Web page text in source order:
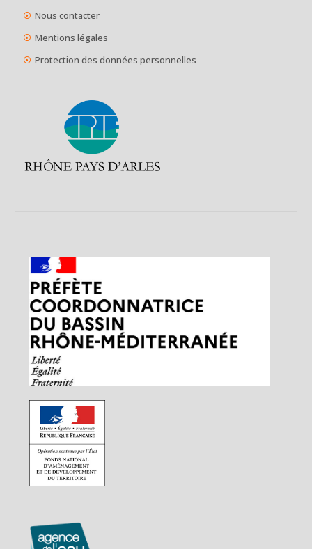
Nous contacter
Mentions légales
Protection des données personnelles